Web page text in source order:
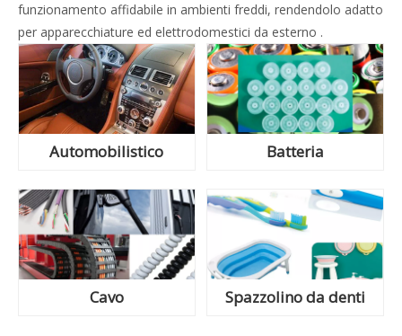
funzionamento affidabile in ambienti freddi, rendendolo adatto
per apparecchiature ed elettrodomestici da esterno .
Automobilistico Batteria
Cavo Spazzolino da denti